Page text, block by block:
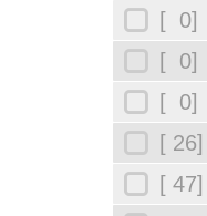
[ 0]
[ 0]
[ 0]
[ 26]
[ 47]